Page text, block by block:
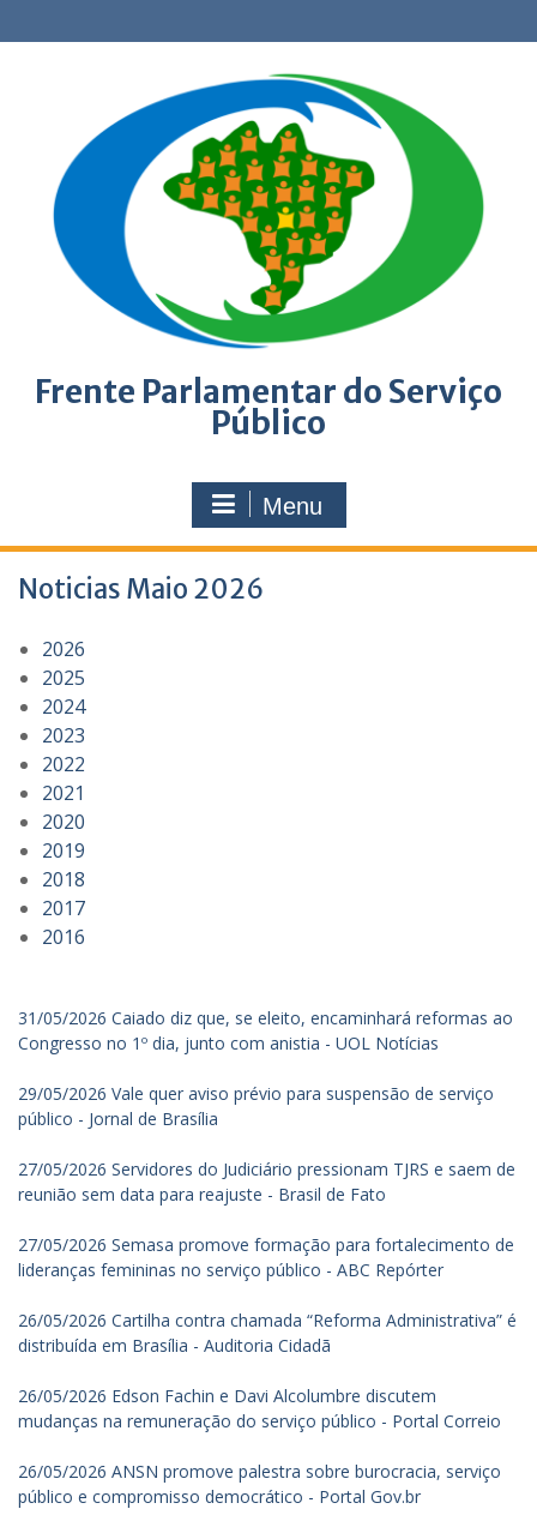
to
Frente Parlamentar do Serviço
Público
Menu
Noticias Maio 2026
2026
2025
2024
2023
2022
2021
2020
2019
2018
2017
2016
31/05/2026 Caiado diz que, se eleito, encaminhará reformas ao
Congresso no 1º dia, junto com anistia - UOL Notícias
29/05/2026 Vale quer aviso prévio para suspensão de serviço
público - Jornal de Brasília
27/05/2026 Servidores do Judiciário pressionam TJRS e saem de
reunião sem data para reajuste - Brasil de Fato
27/05/2026 Semasa promove formação para fortalecimento de
lideranças femininas no serviço público - ABC Repórter
26/05/2026 Cartilha contra chamada “Reforma Administrativa” é
distribuída em Brasília - Auditoria Cidadã
26/05/2026 Edson Fachin e Davi Alcolumbre discutem
mudanças na remuneração do serviço público - Portal Correio
26/05/2026 ANSN promove palestra sobre burocracia, serviço
público e compromisso democrático - Portal Gov.br